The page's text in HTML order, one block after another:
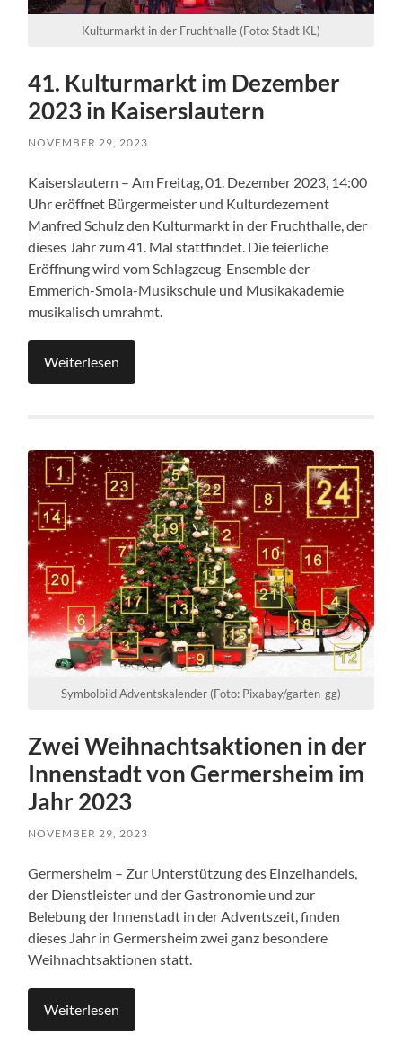
Kulturmarkt in der Fruchthalle (Foto: Stadt KL)
41. Kulturmarkt im Dezember
2023 in Kaiserslautern
NOVEMBER 29, 2023
Kaiserslautern – Am Freitag, 01. Dezember 2023, 14:00
Uhr eröffnet Bürgermeister und Kulturdezernent
Manfred Schulz den Kulturmarkt in der Fruchthalle, der
dieses Jahr zum 41. Mal stattfindet. Die feierliche
Eröffnung wird vom Schlagzeug-Ensemble der
Emmerich-Smola-Musikschule und Musikakademie
musikalisch umrahmt.
Weiterlesen
Symbolbild Adventskalender (Foto: Pixabay/garten-gg)
Zwei Weihnachtsaktionen in der
Innenstadt von Germersheim im
Jahr 2023
NOVEMBER 29, 2023
Germersheim – Zur Unterstützung des Einzelhandels,
der Dienstleister und der Gastronomie und zur
Belebung der Innenstadt in der Adventszeit, finden
dieses Jahr in Germersheim zwei ganz besondere
Weihnachtsaktionen statt.
Weiterlesen